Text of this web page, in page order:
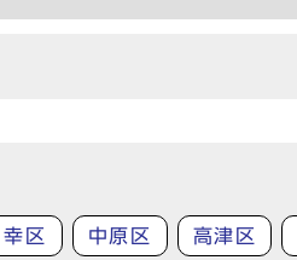
幸区 中原区 高津区